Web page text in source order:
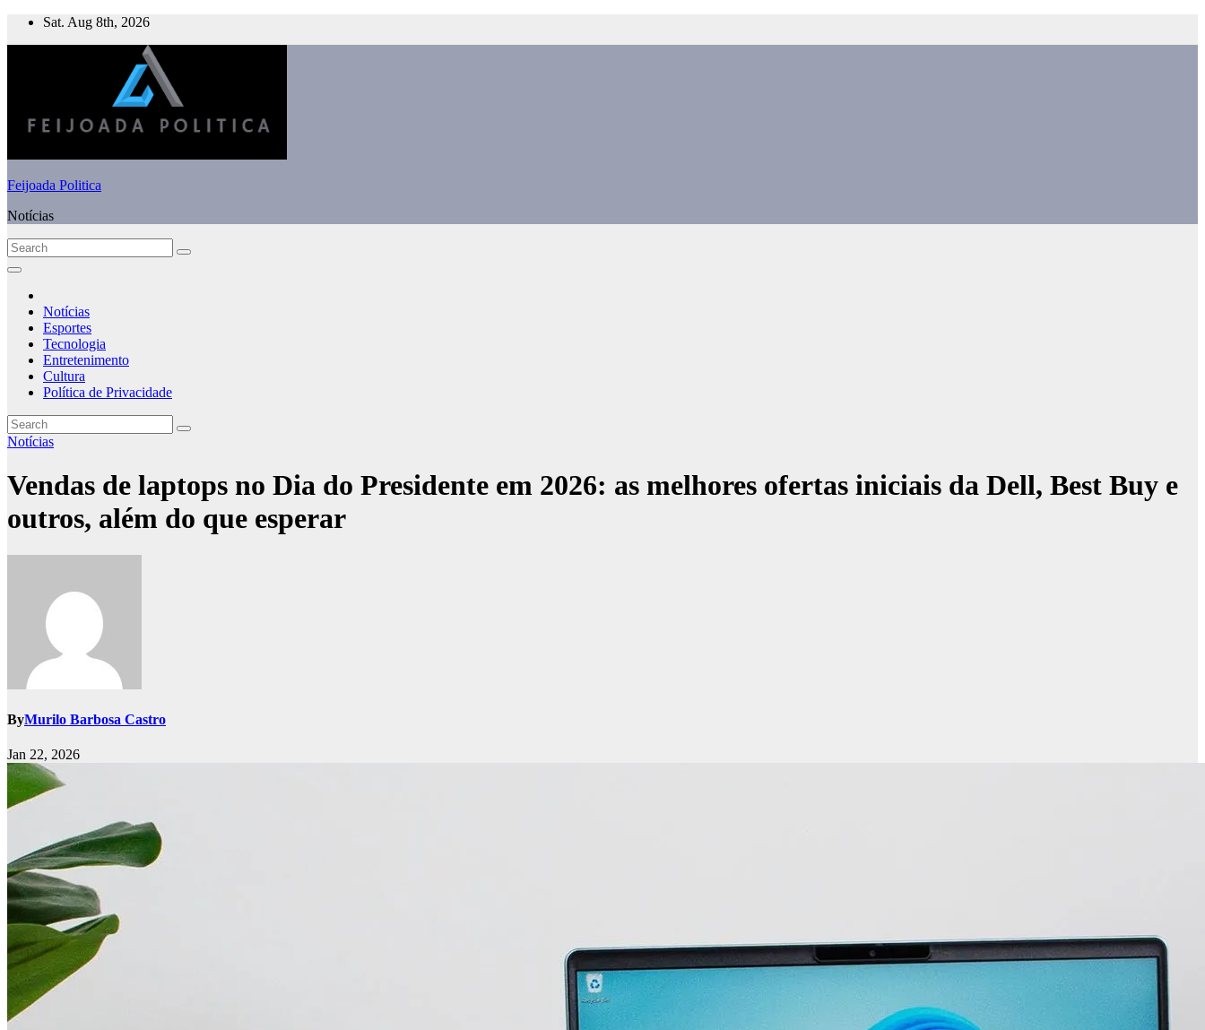
Skip
Sat. Aug 8th, 2026
Feijoada Politica
Notícias
Notícias
Esportes
Tecnologia
Entretenimento
Cultura
Política de Privacidade
Notícias
Vendas de laptops no Dia do Presidente em 2026: as melhores ofertas iniciais da Dell, Best Buy e
outros, além do que esperar
ByMurilo Barbosa Castro
Jan 22, 2026